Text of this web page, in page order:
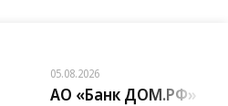
05.08.2026
АО «Банк ДОМ.РФ»